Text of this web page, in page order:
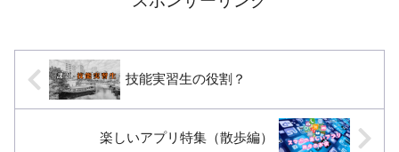
ことか、どれだけ税金を使っ...
技能実習生の役割？
楽しいアプリ特集（散歩編）